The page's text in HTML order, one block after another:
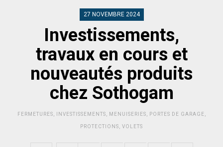
27 NOVEMBRE 2024
Investissements,
travaux en cours et
nouveautés produits
chez Sothogam
FERMETURES INVESTISSEMENTS MENUISERIES PORTES DE GARAGE
PROTECTIONS VOLETS